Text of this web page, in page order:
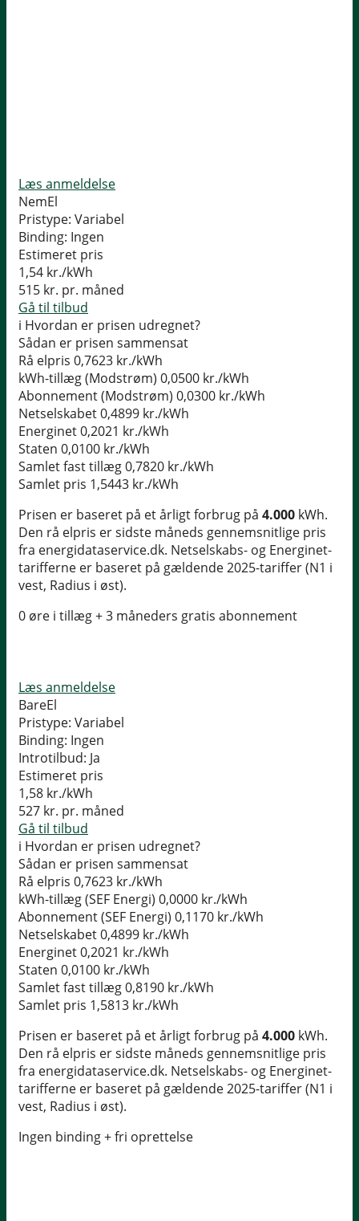
Læs anmeldelse
NemEl
Pristype: Variabel
Binding: Ingen
Estimeret pris
1,54 kr./kWh
515 kr. pr. måned
Gå til tilbud
i Hvordan er prisen udregnet?
Sådan er prisen sammensat
Rå elpris 0,7623 kr./kWh
kWh-tillæg (Modstrøm) 0,0500 kr./kWh
Abonnement (Modstrøm) 0,0300 kr./kWh
Netselskabet0,4899 kr./kWh
Energinet0,2021 kr./kWh
Staten 0,0100 kr./kWh
Samlet fast tillæg0,7820 kr./kWh
Samlet pris 1,5443 kr./kWh
Prisen er baseret på et årligt forbrug på 4.000 kWh.
Den rå elpris er sidste måneds gennemsnitlige pris
fra energidataservice.dk. Netselskabs- og Energinet-
tarifferne er baseret på gældende 2025-tariffer (N1 i
vest, Radius i øst).
0 øre i tillæg + 3 måneders gratis abonnement
Læs anmeldelse
BareEl
Pristype: Variabel
Binding: Ingen
Introtilbud: Ja
Estimeret pris
1,58 kr./kWh
527 kr. pr. måned
Gå til tilbud
i Hvordan er prisen udregnet?
Sådan er prisen sammensat
Rå elpris 0,7623 kr./kWh
kWh-tillæg (SEF Energi) 0,0000 kr./kWh
Abonnement (SEF Energi) 0,1170 kr./kWh
Netselskabet0,4899 kr./kWh
Energinet0,2021 kr./kWh
Staten 0,0100 kr./kWh
Samlet fast tillæg0,8190 kr./kWh
Samlet pris 1,5813 kr./kWh
Prisen er baseret på et årligt forbrug på 4.000 kWh.
Den rå elpris er sidste måneds gennemsnitlige pris
fra energidataservice.dk. Netselskabs- og Energinet-
tarifferne er baseret på gældende 2025-tariffer (N1 i
vest, Radius i øst).
Ingen binding + fri oprettelse